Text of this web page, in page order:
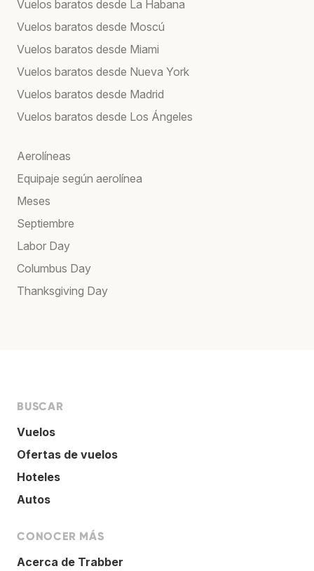
Vuelos baratos desde La Habana
Vuelos baratos desde Moscú
Vuelos baratos desde Miami
Vuelos baratos desde Nueva York
Vuelos baratos desde Madrid
Vuelos baratos desde Los Ángeles
Aerolíneas
Equipaje según aerolínea
Meses
Septiembre
Labor Day
Columbus Day
Thanksgiving Day
BUSCAR
Vuelos
Ofertas de vuelos
Hoteles
Autos
CONOCER MÁS
Acerca de Trabber